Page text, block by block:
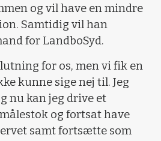
og vil have en mindre
Samtidig vil han
for LandboSyd.
for os, men vi fik en
kunne sige nej til. Jeg
nu kan jeg drive et
og fortsat have
samt fortsætte som